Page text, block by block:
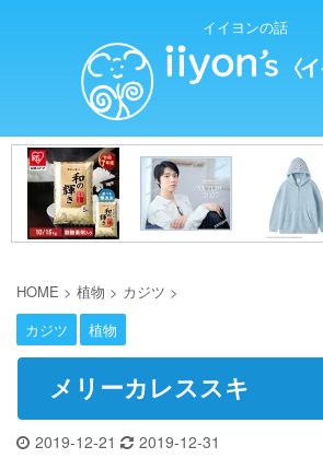
イイヨンの話
HOME > 植物 > カジツ >
カジツ
植物
メリーカレススキ
2019-12-21 2019-12-31